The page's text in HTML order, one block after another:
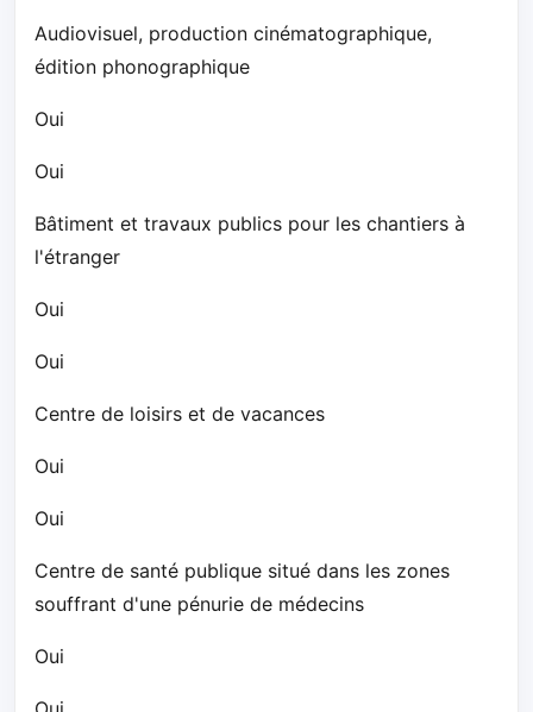
Audiovisuel, production cinématographique,
édition phonographique
Oui
Oui
Bâtiment et travaux publics pour les chantiers à
l'étranger
Oui
Oui
Centre de loisirs et de vacances
Oui
Oui
Centre de santé publique situé dans les zones
souffrant d'une pénurie de médecins
Oui